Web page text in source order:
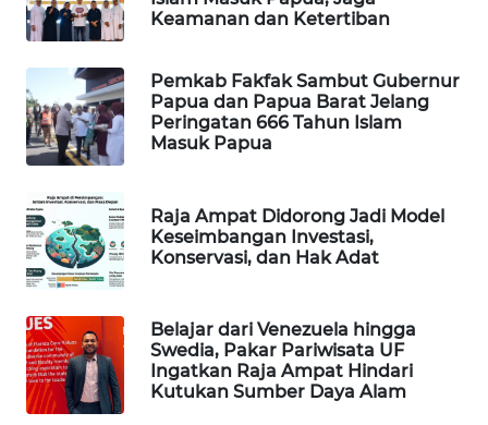
Keamanan dan Ketertiban
Pemkab Fakfak Sambut Gubernur
Papua dan Papua Barat Jelang
Peringatan 666 Tahun Islam
Masuk Papua
Raja Ampat Didorong Jadi Model
Keseimbangan Investasi,
Konservasi, dan Hak Adat
Belajar dari Venezuela hingga
Swedia, Pakar Pariwisata UF
Ingatkan Raja Ampat Hindari
Kutukan Sumber Daya Alam
PORTAL
FORWAMKI
FORJASIDA
TAMBANG
NEWS
SITUNGIR
NEWS